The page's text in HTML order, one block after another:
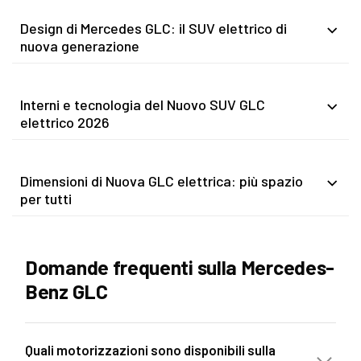
Design di Mercedes GLC: il SUV elettrico di
nuova generazione
Interni e tecnologia del Nuovo SUV GLC
elettrico 2026
Dimensioni di Nuova GLC elettrica: più spazio
per tutti
Domande frequenti sulla Mercedes-
Benz GLC
Quali motorizzazioni sono disponibili sulla